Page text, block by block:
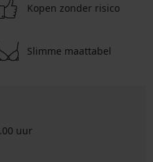
Kopen zonder risico
Slimme maattabel
uur